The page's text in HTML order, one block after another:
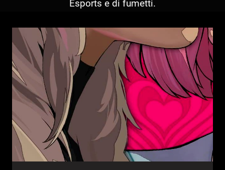
Esports e di fumetti.